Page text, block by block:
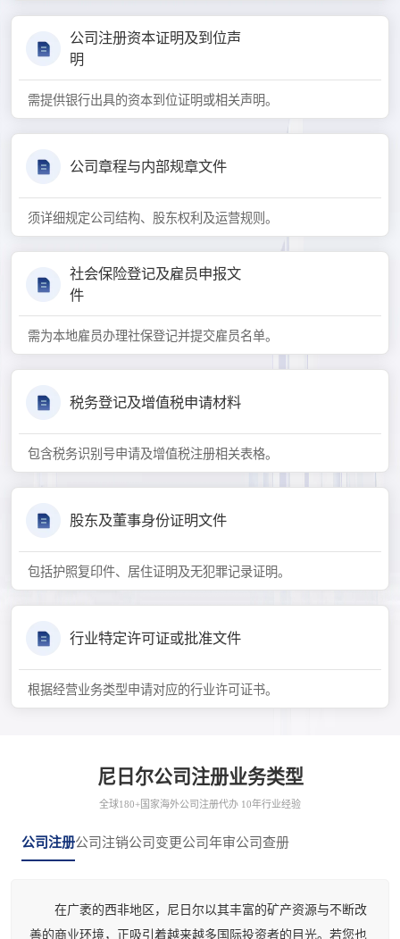
公司注册资本证明及到位声
明
需提供银行出具的资本到位证明或相关声明。
公司章程与内部规章文件
须详细规定公司结构、股东权利及运营规则。
社会保险登记及雇员申报文
件
需为本地雇员办理社保登记并提交雇员名单。
税务登记及增值税申请材料
包含税务识别号申请及增值税注册相关表格。
股东及董事身份证明文件
包括护照复印件、居住证明及无犯罪记录证明。
行业特定许可证或批准文件
根据经营业务类型申请对应的行业许可证书。
尼日尔公司注册业务类型
全球180+国家海外公司注册代办 10年行业经验
公司注册公司注销公司变更公司年审公司查册
在广袤的西非地区，尼日尔以其丰富的矿产资源与不断改
善的商业环境，正吸引着越来越多国际投资者的目光。若您也